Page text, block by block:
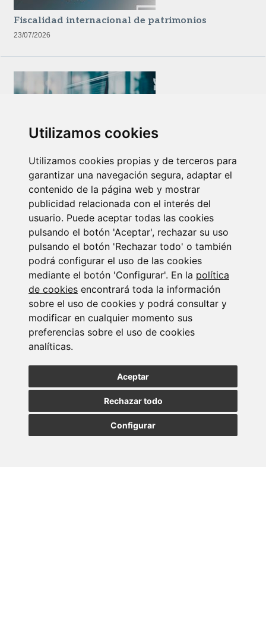
Utilizamos cookies
Utilizamos cookies propias y de terceros para
garantizar una navegación segura, adaptar el
contenido de la página web y mostrar
publicidad relacionada con el interés del
usuario. Puede aceptar todas las cookies
pulsando el botón 'Aceptar', rechazar su uso
pulsando el botón 'Rechazar todo' o también
podrá configurar el uso de las cookies
mediante el botón 'Configurar'. En la política
de cookies encontrará toda la información
sobre el uso de cookies y podrá consultar y
modificar en cualquier momento sus
preferencias sobre el uso de cookies
analíticas.
Aceptar
Rechazar todo
Configurar
Fiscalidad internacional de patrimonios
23/07/2026
Newsletter Insolvencias y Situaciones Especiales
14/07/2026
Suscribirse a la
newsletter
Entérate de nuestras últimas noticias
SUSCRIBIRSE